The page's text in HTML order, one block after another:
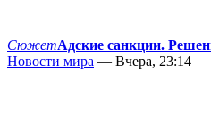
СюжетАдские санкции.
Новости мира — Вчера, 23:14